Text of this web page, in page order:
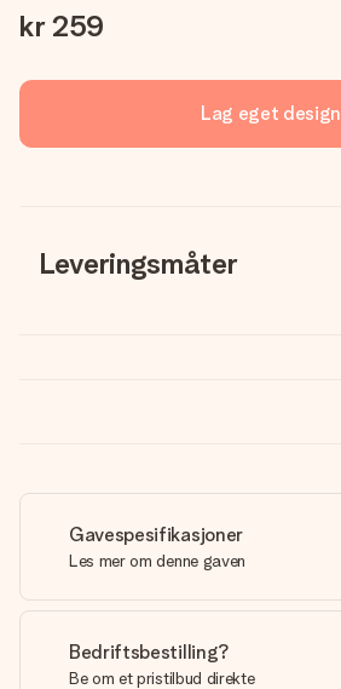
kr 259
Lag eget design
Leveringsmåter
Gavespesifikasjoner
Les mer om denne gaven
Bedriftsbestilling?
Be om et pristilbud direkte